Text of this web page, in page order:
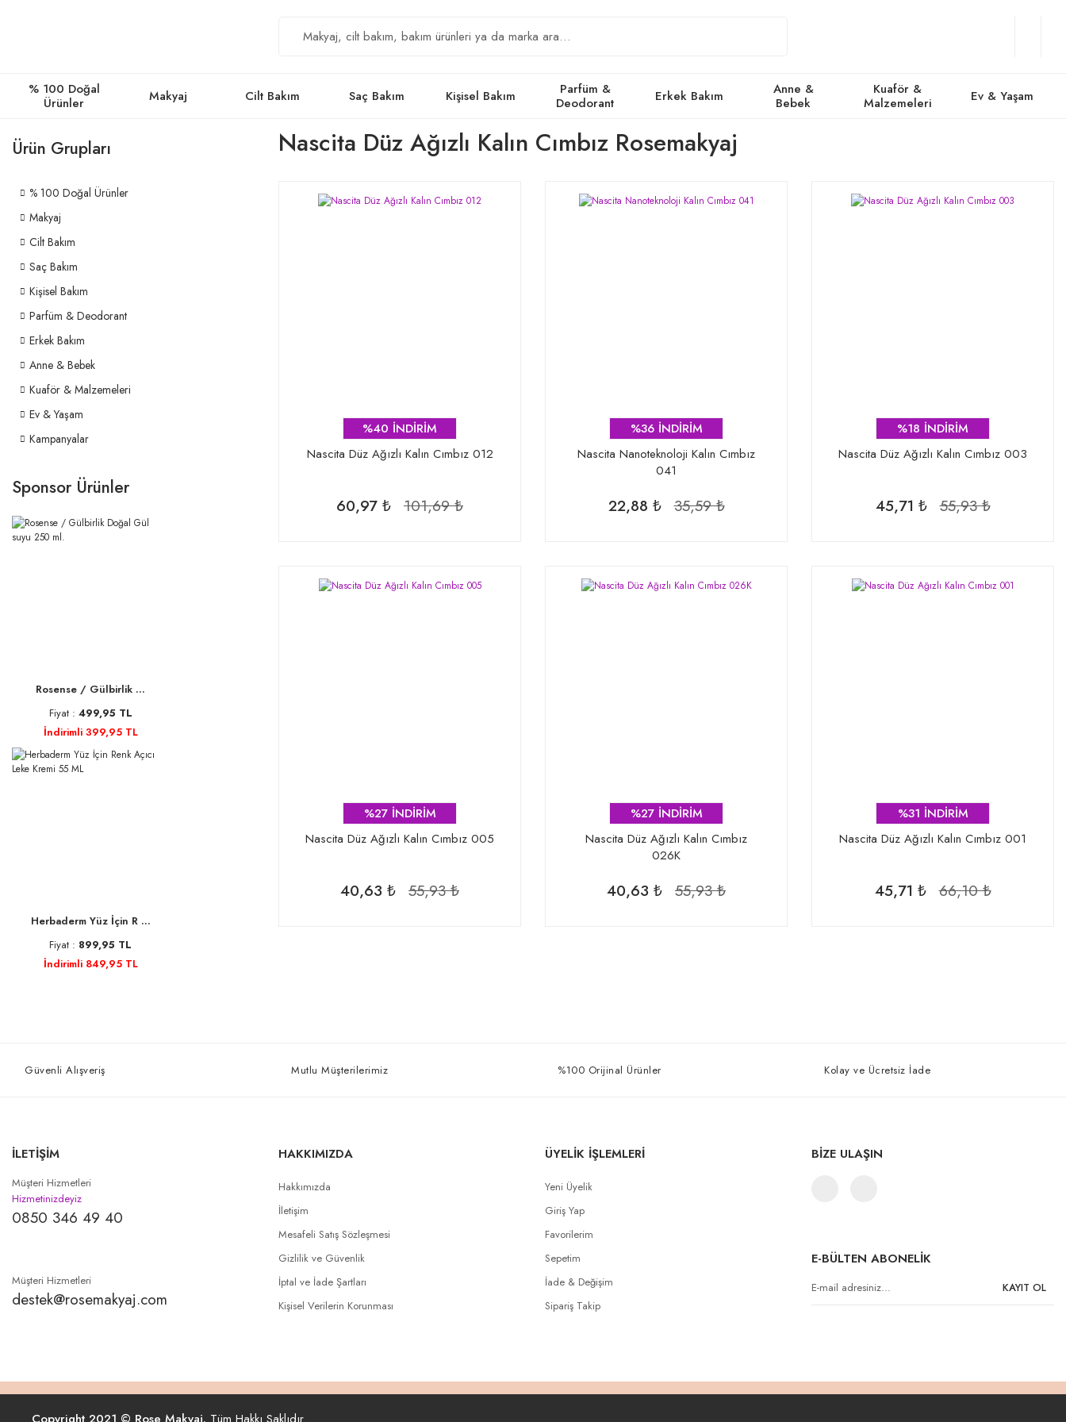
% 100 Doğal
Ürünler
Makyaj Cilt Bakım Saç Bakım Kişisel Bakım
Parfüm &
Deodorant
Erkek Bakım
Anne &
Bebek
Kuaför &
Malzemeleri
Ev & Yaşam
Ürün Grupları
% 100 Doğal Ürünler
Makyaj
Cilt Bakım
Saç Bakım
Kişisel Bakım
Parfüm & Deodorant
Erkek Bakım
Anne & Bebek
Kuaför & Malzemeleri
Ev & Yaşam
Kampanyalar
Sponsor Ürünler
Rosense / Gülbirlik ...
Fiyat : 499,95 TL
İndirimli 399,95 TL
Herbaderm Yüz İçin R ...
Fiyat : 899,95 TL
İndirimli 849,95 TL
Nascita Düz Ağızlı Kalın Cımbız Rosemakyaj
%40 İNDİRİM
Nascita Düz Ağızlı Kalın Cımbız 012
60,97 ₺ 101,69 ₺
%36 İNDİRİM
Nascita Nanoteknoloji Kalın Cımbız
041
22,88 ₺ 35,59 ₺
%18 İNDİRİM
Nascita Düz Ağızlı Kalın Cımbız 003
45,71 ₺ 55,93 ₺
%27 İNDİRİM
Nascita Düz Ağızlı Kalın Cımbız 005
40,63 ₺ 55,93 ₺
%27 İNDİRİM
Nascita Düz Ağızlı Kalın Cımbız
026K
40,63 ₺ 55,93 ₺
%31 İNDİRİM
Nascita Düz Ağızlı Kalın Cımbız 001
45,71 ₺ 66,10 ₺
Güvenli Alışveriş Mutlu Müşterilerimiz %100 Orijinal Ürünler Kolay ve Ücretsiz İade
İLETİŞİM
Müşteri Hizmetleri
Hizmetinizdeyiz
0850 346 49 40
Müşteri Hizmetleri
destek@rosemakyaj.com
HAKKIMIZDA
Hakkımızda
İletişim
Mesafeli Satış Sözleşmesi
Gizlilik ve Güvenlik
İptal ve İade Şartları
Kişisel Verilerin Korunması
ÜYELİK İŞLEMLERİ
Yeni Üyelik
Giriş Yap
Favorilerim
Sepetim
İade & Değişim
Sipariş Takip
BİZE ULAŞIN
E-BÜLTEN ABONELİK
KAYIT OL